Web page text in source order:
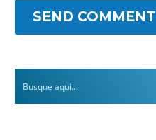
SEND COMMENT